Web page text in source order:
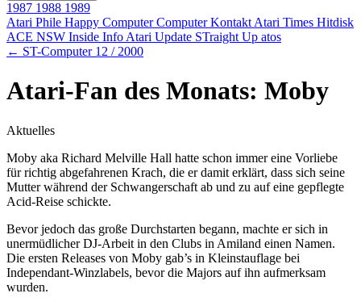
1987 1988 1989
Atari Phile Happy ComputerComputer Kontakt Atari Times Hitdisk
ACE NSW Inside Info Atari Update STraight Up atos
← ST-Computer 12 / 2000
Atari-Fan des Monats: Moby
Aktuelles
Moby aka Richard Melville Hall hatte schon immer eine Vorliebe
für richtig abgefahrenen Krach, die er damit erklärt, dass sich seine
Mutter während der Schwangerschaft ab und zu auf eine gepflegte
Acid-Reise schickte.
Bevor jedoch das große Durchstarten begann, machte er sich in
unermüdlicher DJ-Arbeit in den Clubs in Amiland einen Namen.
Die ersten Releases von Moby gab’s in Kleinstauflage bei
Independant-Winzlabels, bevor die Majors auf ihn aufmerksam
wurden.